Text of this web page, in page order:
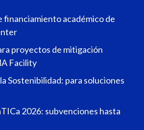
financiamiento académico de
proyectos de mitigación
Facility
Sostenibilidad: para soluciones
2026: subvenciones hasta